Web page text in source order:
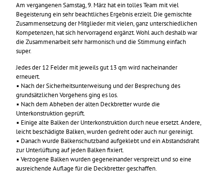
Am vergangenen Samstag, 9. März hat ein tolles Team mit viel
Begeisterung ein sehr beachtliches Ergebnis erzielt. Die gemischte
Zusammensetzung der Mitglieder mit vielen, ganz unterschiedlichen
Kompetenzen, hat sich hervorragend ergänzt. Wohl auch deshalb war
die Zusammenarbeit sehr harmonisch und die Stimmung einfach
super.
Jedes der 12 Felder mit jeweils gut 13 qm wird nacheinander
erneuert.
▪ Nach der Sicherheitsunterweisung und der Besprechung des
grundsätzlichen Vorgehens ging es los.
▪ Nach dem Abheben der alten Deckbretter wurde die
Unterkonstruktion geprüft.
▪ Einige alte Balken der Unterkonstruktion durch neue ersetzt. Andere,
leicht beschädigte Balken, wurden gedreht oder auch nur gereinigt.
▪ Danach wurde Balkenschutzband aufgeklebt und ein Abstandsdraht
zur Unterlüftung auf jeden Balken fixiert.
▪ Verzogene Balken wurden gegeneinander verspreizt und so eine
ausreichende Auflage für die Deckbretter geschaffen.